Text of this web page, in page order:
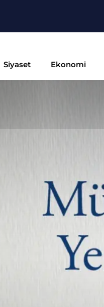
Siyaset Ekonomi